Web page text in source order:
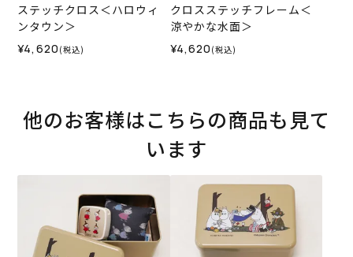
ステッチクロス＜ハロウィ
ンタウン＞
¥4,620 (税込)
クロスステッチフレーム＜
涼やかな水面＞
¥4,620 (税込)
他のお客様はこちらの商品も見て
います